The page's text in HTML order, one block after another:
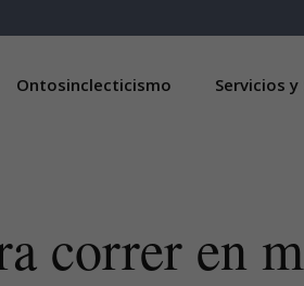
Ontosinclecticismo Servicios
correr en